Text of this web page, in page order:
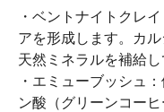
・ベントナイトクレ
アを形成します。カ
天然ミネラルを補給し
・エミューブッシュ
ン酸（グリーンコー